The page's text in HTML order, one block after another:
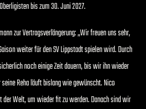
bis zum 30. Juni 2027.
zur Vertragsverlängerung: „Wir freuen uns sehr,
weiter für den SV Lippstadt spielen wird. Durch
noch einige Zeit dauern, bis wir ihn wieder
Reha läuft bislang wie gewünscht. Nico
der Welt, um wieder fit zu werden. Danach sind wir